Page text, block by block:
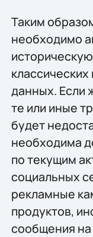
Таким
необходимо
данных. Если
те или иные
будет
необходима
по текущим
социальных
рекламные
продуктов,
сообщения